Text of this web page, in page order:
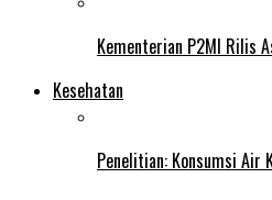
Kementerian P2MI Rilis
Kesehatan
Penelitian: Konsumsi Air